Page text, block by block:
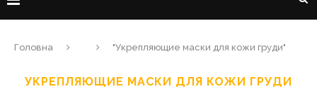
Головна "Укрепляющие маски для кожи груди"
УКРЕПЛЯЮЩИЕ МАСКИ ДЛЯ КОЖИ ГРУДИ